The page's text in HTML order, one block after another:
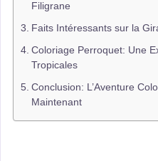
Filigrane
Faits Intéressants sur la
Coloriage Perroquet: Une
Tropicales
Conclusion: L’Aventure
Maintenant